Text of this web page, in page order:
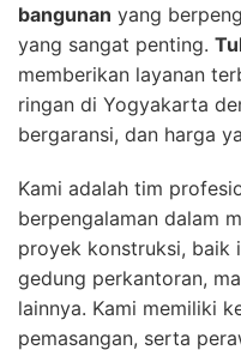
bangunan yang
yang sangat penting.
memberikan layanan
ringan di Yogyakarta
bergaransi, dan harga
Kami adalah tim
berpengalaman dalam
proyek konstruksi, baik
gedung perkantoran,
lainnya. Kami memiliki
pemasangan, serta